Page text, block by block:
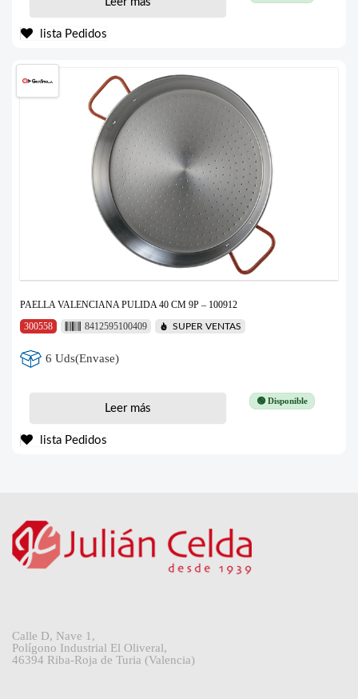
lista Pedidos
PAELLA VALENCIANA PULIDA 40 CM 9P – 100912
300558
8412595100409 SUPER VENTAS
6 Uds(Envase)
🟢 Disponible
Leer más
lista Pedidos
Calle D, Nave 1,
Polígono Industrial El Oliveral,
46394 Riba-Roja de Turia (Valencia)